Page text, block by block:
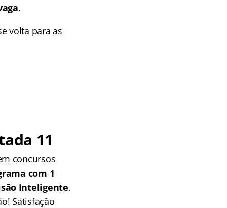
.
volta para as
11
concursos
com 1
Inteligente.
Satisfação